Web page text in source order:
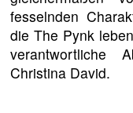
fesselnden
die The Pynk
verantwortliche
Christina David.